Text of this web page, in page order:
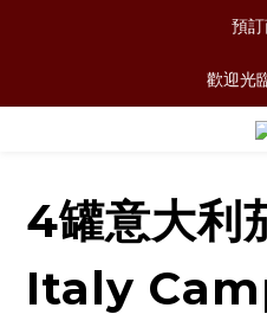
預
歡迎光
4罐意大利
Italy